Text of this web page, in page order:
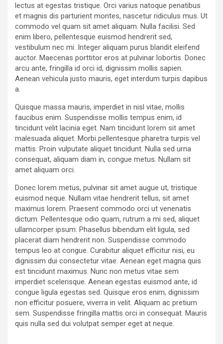
lectus at egestas tristique. Orci varius natoque penatibus
et magnis dis parturient montes, nascetur ridiculus mus. Ut
commodo vel quam sit amet aliquam. Nulla facilisi. Sed
enim libero, pellentesque euismod hendrerit sed,
vestibulum nec mi. Integer aliquam purus blandit eleifend
auctor. Maecenas porttitor eros at pulvinar lobortis. Donec
arcu ante, fringilla id orci id, dignissim mollis sapien.
Aenean vehicula justo mauris, eget interdum turpis dapibus
a.
Quisque massa mauris, imperdiet in nisl vitae, mollis
faucibus enim. Suspendisse mollis tempus enim, id
tincidunt velit lacinia eget. Nam tincidunt lorem sit amet
malesuada aliquet. Morbi pellentesque pharetra turpis vel
mattis. Proin vulputate aliquet tincidunt. Nulla sed urna
consequat, aliquam diam in, congue metus. Nullam sit
amet aliquam orci.
Donec lorem metus, pulvinar sit amet augue ut, tristique
euismod neque. Nullam vitae hendrerit tellus, sit amet
maximus lorem. Praesent commodo orci ut venenatis
dictum. Pellentesque odio quam, rutrum a mi sed, aliquet
ullamcorper ipsum. Phasellus bibendum elit ligula, sed
placerat diam hendrerit non. Suspendisse commodo
tempus leo at congue. Curabitur aliquet efficitur nisi, eu
dignissim dui consectetur vitae. Aenean eget magna quis
est tincidunt maximus. Nunc non metus vitae sem
imperdiet scelerisque. Aenean egestas euismod ante, id
congue ligula egestas sed. Quisque eros enim, dignissim
non efficitur posuere, viverra in velit. Aliquam ac pretium
sem. Suspendisse fringilla mattis orci in consequat. Mauris
quis nulla sed dui volutpat semper eget at neque.